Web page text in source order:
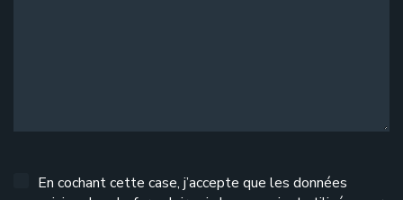
En cochant cette case, j’accepte que les données